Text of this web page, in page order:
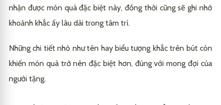
nhận được món quà đặc biệt này, đồng thời cũng sẽ ghi nhớ
khoảnh khắc ấy lâu dài trong tâm trí.
Những chi tiết nhỏ như tên hay biểu tượng khắc trên bút còn
khiến món quà trở nên đặc biệt hơn, đúng với mong đợi của
người tặng.